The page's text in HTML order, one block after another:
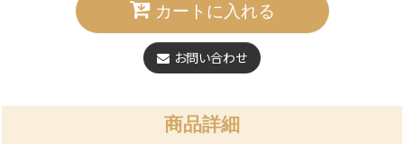
カートに入れる
お問い合わせ
商品詳細